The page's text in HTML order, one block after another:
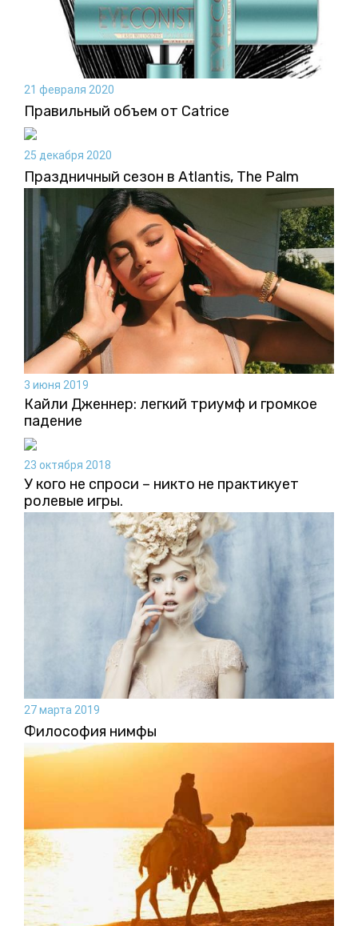
21 февраля 2020
Правильный объем от Сatrice
25 декабря 2020
Праздничный сезон в Atlantis, The Palm
3 июня 2019
Кайли Дженнер: легкий триумф и громкое
падение
23 октября 2018
У кого не спроси – никто не практикует
ролевые игры.
27 марта 2019
Философия нимфы